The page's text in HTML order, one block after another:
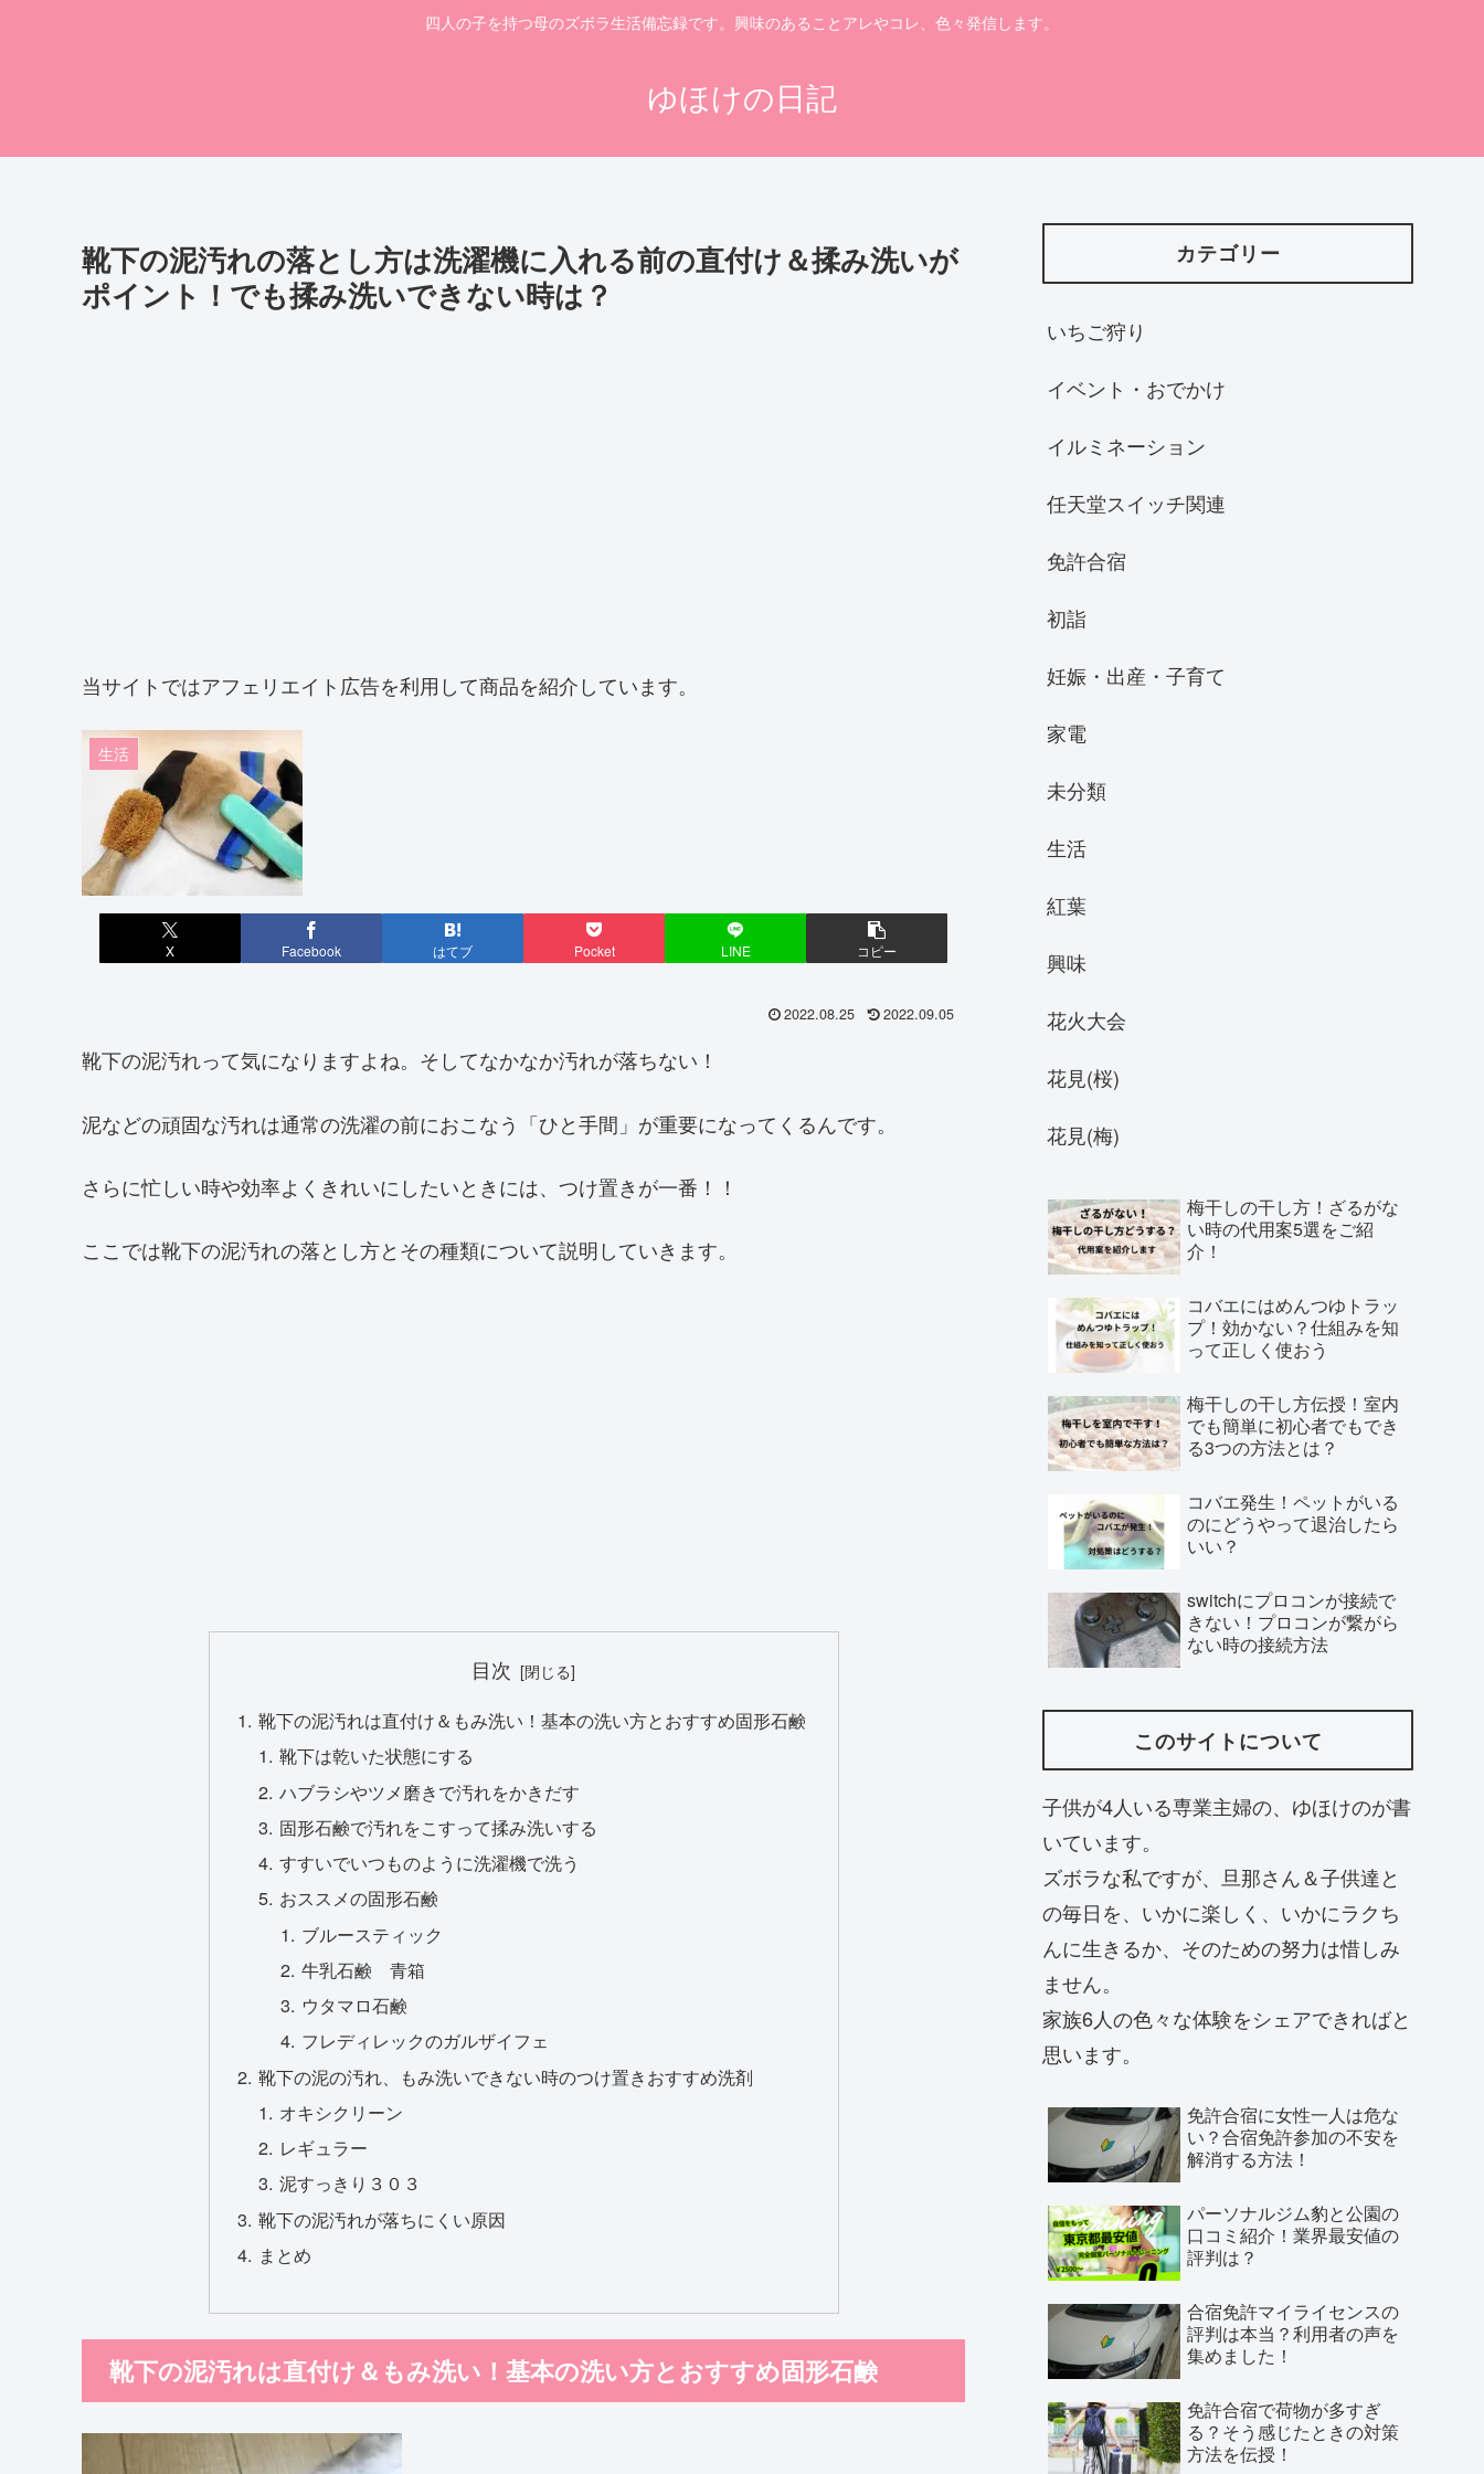
四人の子を持つ母のズボラ生活備忘録です。興味のあることアレやコレ、色々発信します。
ゆほけの日記
靴下の泥汚れの落とし方は洗濯機に入れる前の直付け＆揉み洗いが
ポイント！でも揉み洗いできない時は？
当サイトではアフェリエイト広告を利用して商品を紹介しています。
生活
X Facebook はてブ Pocket LINE コピー
2022.08.25 2022.09.05
靴下の泥汚れって気になりますよね。そしてなかなか汚れが落ちない！
泥などの頑固な汚れは通常の洗濯の前におこなう「ひと手間」が重要になってくるんです。
さらに忙しい時や効率よくきれいにしたいときには、つけ置きが一番！！
ここでは靴下の泥汚れの落とし方とその種類について説明していきます。
目次
靴下の泥汚れは直付け＆もみ洗い！基本の洗い方とおすすめ固形石鹸
靴下は乾いた状態にする
ハブラシやツメ磨きで汚れをかきだす
固形石鹸で汚れをこすって揉み洗いする
すすいでいつものように洗濯機で洗う
おススメの固形石鹸
ブルースティック
牛乳石鹸 青箱
ウタマロ石鹸
フレディレックのガルザイフェ
靴下の泥の汚れ、もみ洗いできない時のつけ置きおすすめ洗剤
オキシクリーン
レギュラー
泥すっきり３０３
靴下の泥汚れが落ちにくい原因
まとめ
靴下の泥汚れは直付け＆もみ洗い！基本の洗い方とおすすめ固形石鹸
カテゴリー
いちご狩り
イベント・おでかけ
イルミネーション
任天堂スイッチ関連
免許合宿
初詣
妊娠・出産・子育て
家電
未分類
生活
紅葉
興味
花火大会
花見(桜)
花見(梅)
梅干しの干し方！ざるがな
い時の代用案5選をご紹
介！
コバエにはめんつゆトラッ
プ！効かない？仕組みを知
って正しく使おう
梅干しの干し方伝授！室内
でも簡単に初心者でもでき
る3つの方法とは？
コバエ発生！ペットがいる
のにどうやって退治したら
いい？
switchにプロコンが接続で
きない！プロコンが繋がら
ない時の接続方法
このサイトについて
子供が4人いる専業主婦の、ゆほけのが書
いています。
ズボラな私ですが、旦那さん＆子供達と
の毎日を、いかに楽しく、いかにラクち
んに生きるか、そのための努力は惜しみ
ません。
家族6人の色々な体験をシェアできればと
思います。
免許合宿に女性一人は危な
い？合宿免許参加の不安を
解消する方法！
パーソナルジム豹と公園の
口コミ紹介！業界最安値の
評判は？
合宿免許マイライセンスの
評判は本当？利用者の声を
集めました！
免許合宿で荷物が多すぎ
る？そう感じたときの対策
方法を伝授！